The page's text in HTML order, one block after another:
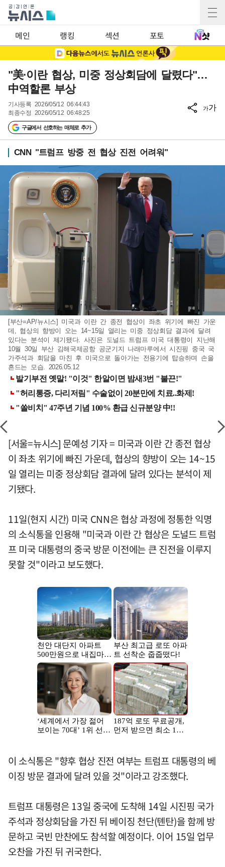
메인 랭킹 섹션 포토
"美·이란 협상, 미중 정상회담에 달렸다"…
中역할론 부상
기사등록 2026/05/12 06:44:43
최종수정 2026/05/12 06:48:25
구글에서 선호하는 매체로 추가
가가
CNN "트럼프 방중 전 협상 진전 어려워"
[부산=AP/뉴시스] 미국과 이란 간 종전 협상이 좌초 위기에 빠진 가운
데, 협상의 향방이 오는 14~15일 열리는 미중 정상회담 결과에 달려
있다는 분석이 제기됐다. 사진은 도널드 트럼프 미국 대통령이 지난해
10월 30일 부산 김해국제공항 공군기지 나래마루에서 시진핑 중국 국
가주석과 회담을 마친 후 미국으로 돌아가는 전용기에 탑승하며 손을
흔드는 모습. 2026.05.12
[서울=뉴시스] 문예성 기자 = 미국과 이란 간 종전 협상
이 좌초 위기에 빠진 가운데, 협상의 향방이 오는 14~15
일 열리는 미중 정상회담 결과에 달려 있다는 분석이 제
기됐다.
11일(현지 시간) 미국 CNN은 협상 과정에 정통한 익명
의 소식통을 인용해 "미국과 이란 간 협상은 도널드 트럼
프 미국 대통령의 중국 방문 이전에는 큰 진전을 이루지
못할 것"이라고 보도했다.
이 소식통은 "향후 협상 진전 여부는 트럼프 대통령의 베
이징 방문 결과에 달려 있을 것"이라고 강조했다.
트럼프 대통령은 13일 중국에 도착해 14일 시진핑 국가
주석과 정상회담을 가진 뒤 베이징 천단(톈탄)을 함께 방
문하고 국빈 만찬에도 참석할 예정이다. 이어 15일 업무
오찬을 가진 뒤 귀국한다.